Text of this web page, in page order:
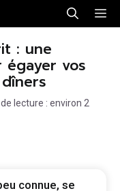
: une
égayer vos
lecture : environ 2
connue, se